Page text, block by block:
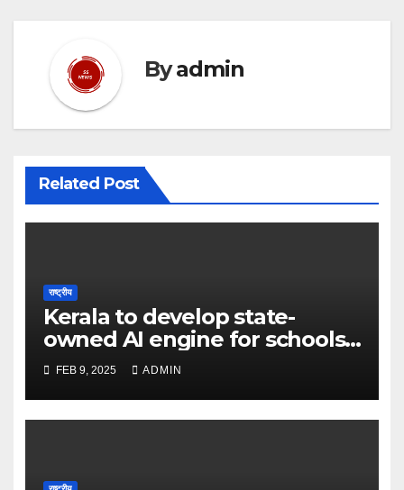
Byadmin
Related Post
राष्ट्रीय
Kerala to develop state-
owned AI engine for schools
in 2025 – The Times of India
FEB 9, 2025 ADMIN